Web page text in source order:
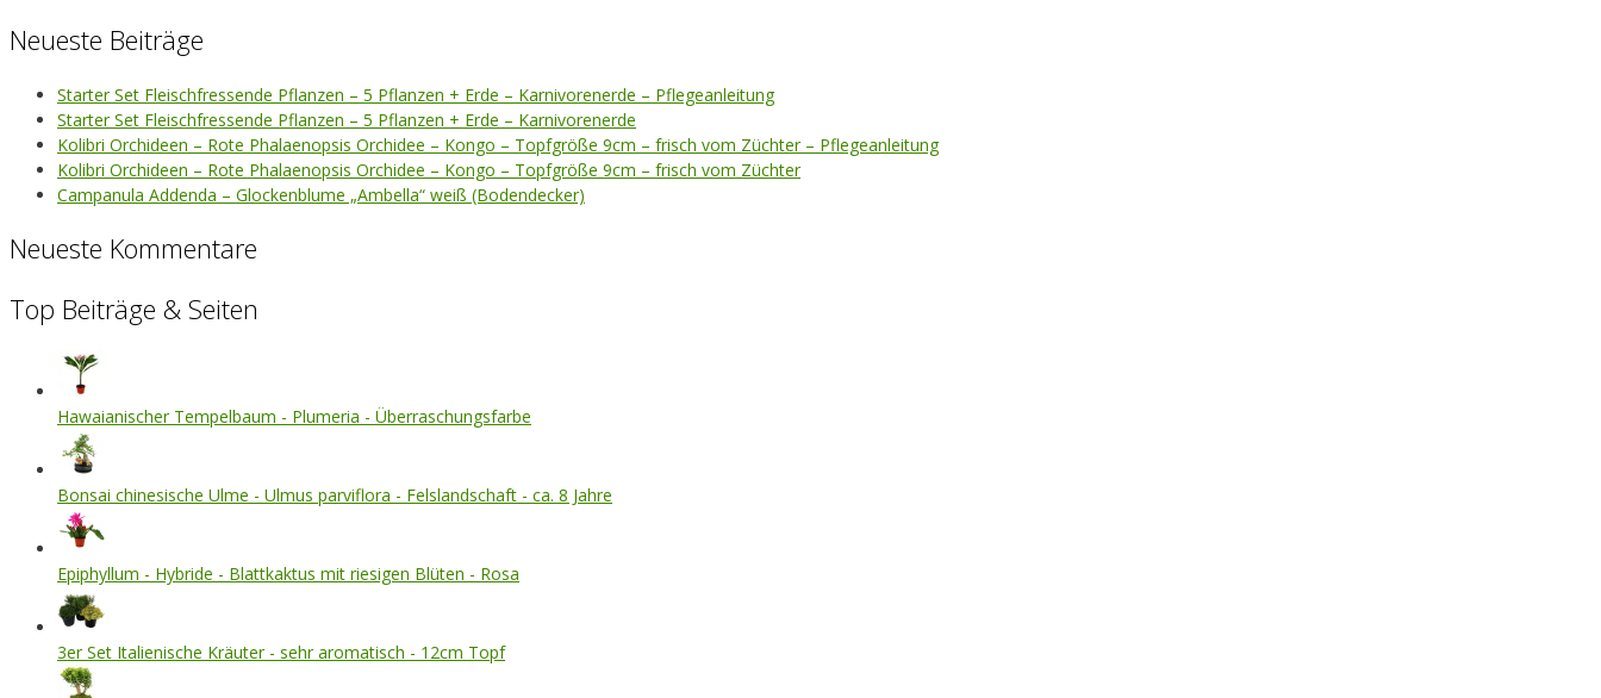
Neueste Beiträge
Starter Set Fleischfressende Pflanzen – 5 Pflanzen + Erde – Karnivorenerde – Pflegeanleitung
Starter Set Fleischfressende Pflanzen – 5 Pflanzen + Erde – Karnivorenerde
Kolibri Orchideen – Rote Phalaenopsis Orchidee – Kongo – Topfgröße 9cm – frisch vom Züchter – Pflegeanleitung
Kolibri Orchideen – Rote Phalaenopsis Orchidee – Kongo – Topfgröße 9cm – frisch vom Züchter
Campanula Addenda – Glockenblume „Ambella“ weiß (Bodendecker)
Neueste Kommentare
Top Beiträge & Seiten
Hawaianischer Tempelbaum - Plumeria - Überraschungsfarbe
Bonsai chinesische Ulme - Ulmus parviflora - Felslandschaft - ca. 8 Jahre
Epiphyllum - Hybride - Blattkaktus mit riesigen Blüten - Rosa
3er Set Italienische Kräuter - sehr aromatisch - 12cm Topf